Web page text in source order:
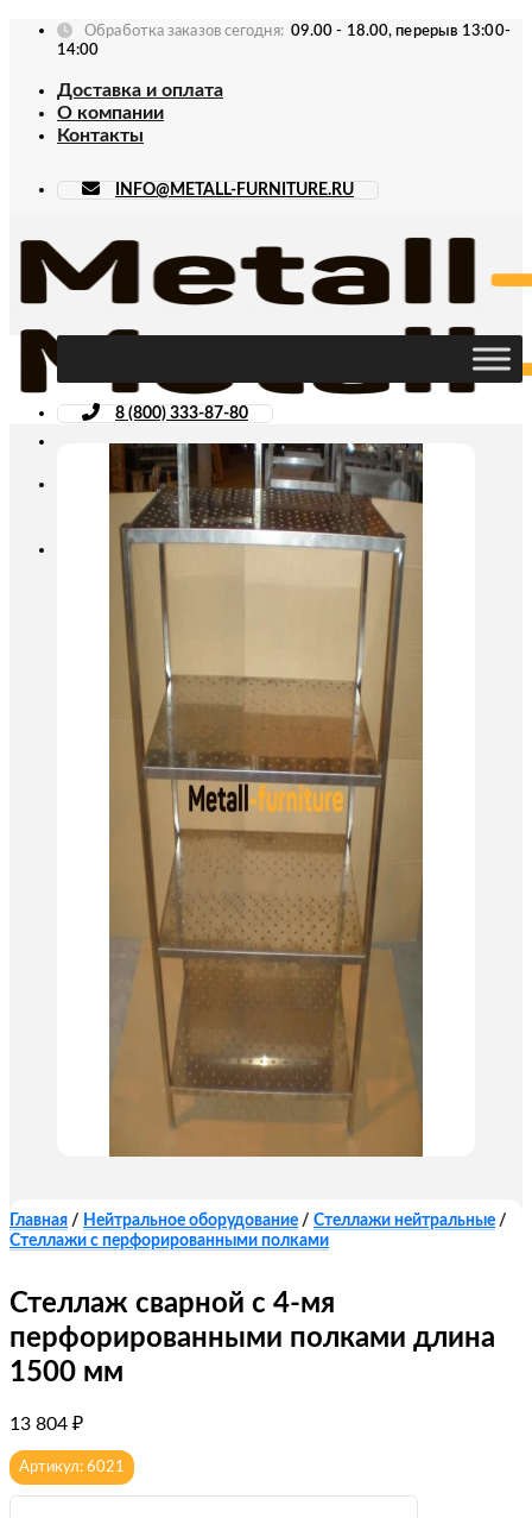
Skip
Обработка заказов сегодня: 09.00 - 18.00, перерыв 13:00-
14:00
Доставка и оплата
О компании
Контакты
INFO@METALL-FURNITURE.RU
8 (800) 333-87-80
Главная / Нейтральное оборудование / Стеллажи нейтральные /
Стеллажи с перфорированными полками
Стеллаж сварной с 4-мя
перфорированными полками длина
1500 мм
13 804 ₽
Артикул: 6021